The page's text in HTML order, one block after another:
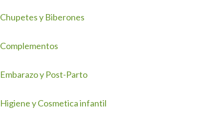
Chupetes y Biberones
Complementos
Embarazo y Post-Parto
Higiene y Cosmetica infantil